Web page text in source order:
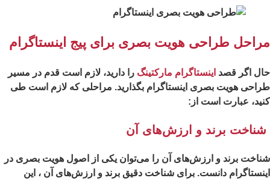
طراحی هویت بصری برای پیج اینستاگرام
اگر قصداینستاگرام مارکتینگرا دارید، لازم است قدم در مسیر
هویت بصری اینستاگرام بگذارید. مراحلی که لازم است طی
عبارت است از:
برند و ارزش‌های آن
برند و ارزش‌های آن را می‌توان یکی از اصول هویت بصری در
دانست. برای شناخت دقیق برند و ارزش‌های آن ، این